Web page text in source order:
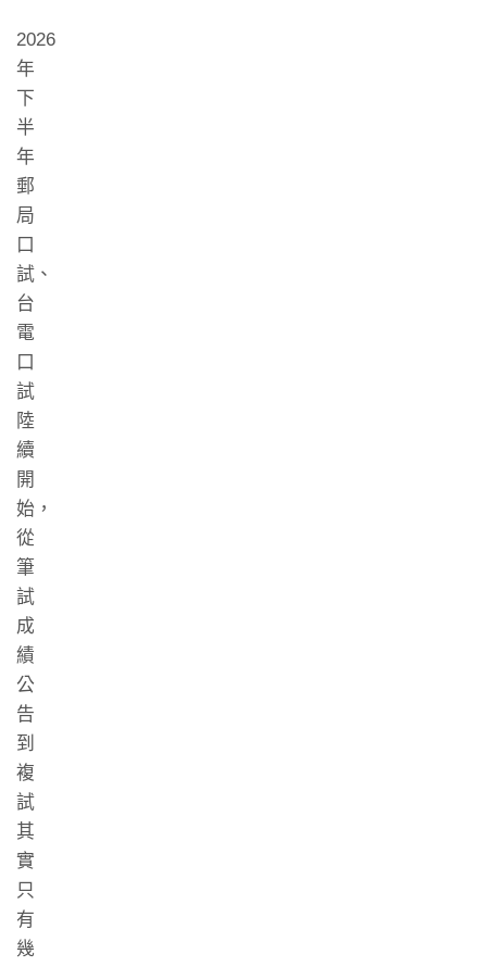
2026
年
下
半
年
郵
局
口
試、
台
電
口
試
陸
續
開
始，
從
筆
試
成
績
公
告
到
複
試
其
實
只
有
幾